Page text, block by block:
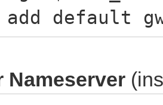
default
Nameserver